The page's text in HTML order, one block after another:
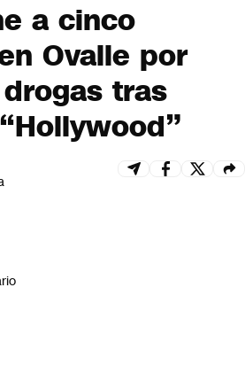
a cinco
Ovalle por
tras